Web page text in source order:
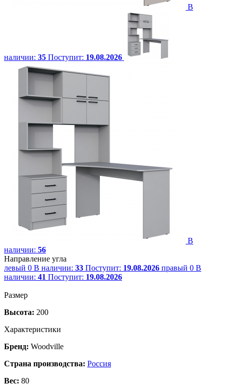
В
наличии: 35 Поступит: 19.08.2026
В
наличии: 56
Направление угла
левый 0 В наличии: 33 Поступит: 19.08.2026 правый 0 В
наличии: 41 Поступит: 19.08.2026
Размер
Высота: 200
Характеристики
Бренд: Woodville
Страна производства: Россия
Вес: 80